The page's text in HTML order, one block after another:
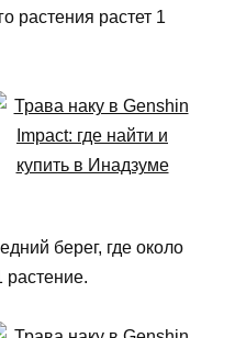
растения растет 1
берег, где около
растение.